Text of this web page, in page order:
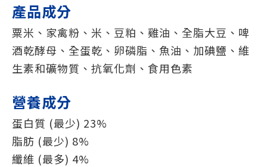
產品成分
粟米、家禽粉、米、豆粕、雞油、全脂大豆、啤
酒乾酵母、全蛋乾、卵磷脂、魚油、加碘鹽、維
生素和礦物質、抗氧化劑、食用色素
營養成分
蛋白質 (最少) 23%
脂肪 (最少) 8%
纖維 (最多) 4%